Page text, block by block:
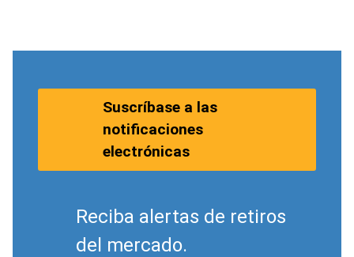
Suscríbase a las
notificaciones
electrónicas
Reciba alertas de retiros
del mercado.